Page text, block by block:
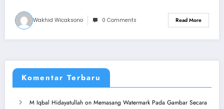
Wakhid Wicaksono 0 Comments Read More
Komentar Terbaru
M Iqbal Hidayatullah on Memasang Watermark Pada Gambar Secara